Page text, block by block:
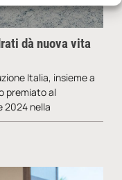
dà nuova vita
Italia, insieme a
premiato al
2024 nella